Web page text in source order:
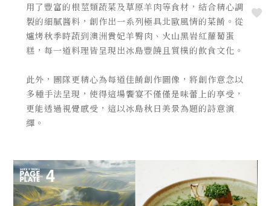
用了豐富的根莖類蔬菜及草原羊肉等食材，結合精心調
製的細膩醬料，創作出一系列極具北歐風情的菜餚。從
爐烤秋季時蔬到澳洲貴妃羊臀肉、火山黑岩紅蘿蔔蛋
糕，每一道料理皆呈現出冰島豐饒且質樸的飲食文化。
此外，團隊更精心為每道佳餚創作圖像，將創作意念以
多種手法呈現，使得這場饗宴不僅僅是味蕾上的享受，
更能透過視覺感受，這以冰島秋日美景為題的詩意演
繹。
Love